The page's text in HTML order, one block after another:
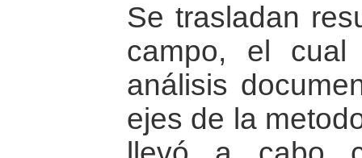
Se trasladan
campo, el
análisis
ejes de la